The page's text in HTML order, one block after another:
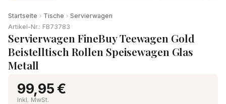
Startseite Tische
Servierwagen
Artikel-Nr.: FB73783
Servierwagen FineBuy Teewagen Gold
Beistelltisch Rollen Speisewagen Glas
Metall
99,95 €
Inkl. MwSt.